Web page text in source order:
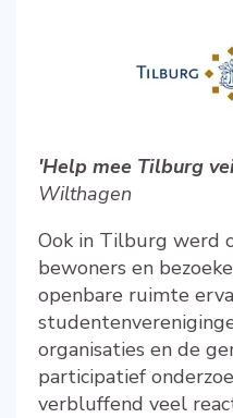
'Help mee Tilburg
Wilthagen
Ook in Tilburg werd
bewoners en
openbare ruimte
organisaties en de
participatief
verbluffend veel